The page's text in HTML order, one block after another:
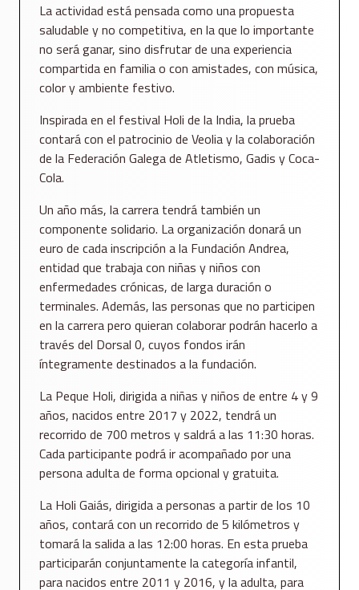
La actividad está pensada como una propuesta
saludable y no competitiva, en la que lo importante
no será ganar, sino disfrutar de una experiencia
compartida en familia o con amistades, con música,
color y ambiente festivo.
Inspirada en el festival Holi de la India, la prueba
contará con el patrocinio de Veolia y la colaboración
de la Federación Galega de Atletismo, Gadis y Coca-
Cola.
Un año más, la carrera tendrá también un
componente solidario. La organización donará un
euro de cada inscripción a la Fundación Andrea,
entidad que trabaja con niñas y niños con
enfermedades crónicas, de larga duración o
terminales. Además, las personas que no participen
en la carrera pero quieran colaborar podrán hacerlo a
través del Dorsal 0, cuyos fondos irán
íntegramente destinados a la fundación.
La Peque Holi, dirigida a niñas y niños de entre 4 y 9
años, nacidos entre 2017 y 2022, tendrá un
recorrido de 700 metros y saldrá a las 11:30 horas.
Cada participante podrá ir acompañado por una
persona adulta de forma opcional y gratuita.
La Holi Gaiás, dirigida a personas a partir de los 10
años, contará con un recorrido de 5 kilómetros y
tomará la salida a las 12:00 horas. En esta prueba
participarán conjuntamente la categoría infantil,
para nacidos entre 2011 y 2016, y la adulta, para